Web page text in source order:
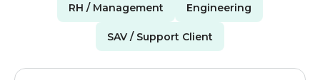
RH / Management Engineering
SAV / Support Client